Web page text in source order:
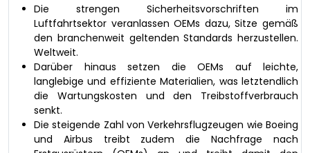
Die strengen Sicherheitsvorschriften im
Luftfahrtsektor veranlassen OEMs dazu, Sitze gemäß
den branchenweit geltenden Standards herzustellen.
Weltweit.
Darüber hinaus setzen die OEMs auf leichte,
langlebige und effiziente Materialien, was letztendlich
die Wartungskosten und den Treibstoffverbrauch
senkt.
Die steigende Zahl von Verkehrsflugzeugen wie Boeing
und Airbus treibt zudem die Nachfrage nach